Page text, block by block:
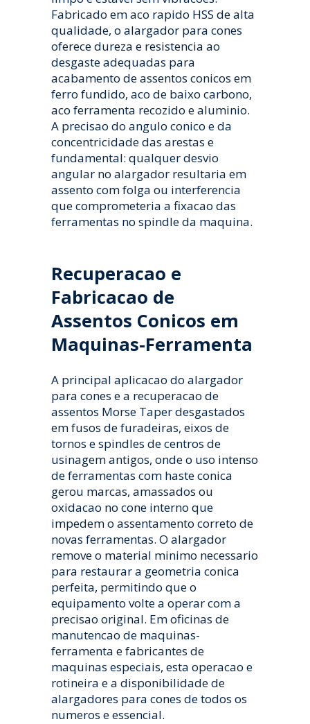
Fabricado em aco rapido HSS de alta
qualidade, o alargador para cones
oferece dureza e resistencia ao
desgaste adequadas para
acabamento de assentos conicos em
ferro fundido, aco de baixo carbono,
aco ferramenta recozido e aluminio.
A precisao do angulo conico e da
concentricidade das arestas e
fundamental: qualquer desvio
angular no alargador resultaria em
assento com folga ou interferencia
que comprometeria a fixacao das
ferramentas no spindle da maquina.
Recuperacao e
Fabricacao de
Assentos Conicos em
Maquinas-Ferramenta
A principal aplicacao do alargador
para cones e a recuperacao de
assentos Morse Taper desgastados
em fusos de furadeiras, eixos de
tornos e spindles de centros de
usinagem antigos, onde o uso intenso
de ferramentas com haste conica
gerou marcas, amassados ou
oxidacao no cone interno que
impedem o assentamento correto de
novas ferramentas. O alargador
remove o material minimo necessario
para restaurar a geometria conica
perfeita, permitindo que o
equipamento volte a operar com a
precisao original. Em oficinas de
manutencao de maquinas-
ferramenta e fabricantes de
maquinas especiais, esta operacao e
rotineira e a disponibilidade de
alargadores para cones de todos os
numeros e essencial.